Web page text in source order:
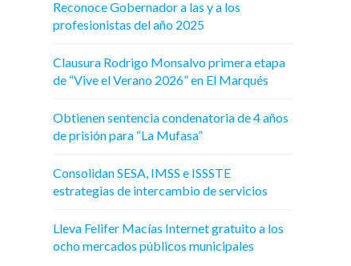
Reconoce Gobernador a las y a los
profesionistas del año 2025
Clausura Rodrigo Monsalvo primera etapa
de “Vive el Verano 2026” en El Marqués
Obtienen sentencia condenatoria de 4 años
de prisión para “La Mufasa”
Consolidan SESA, IMSS e ISSSTE
estrategias de intercambio de servicios
Lleva Felifer Macías Internet gratuito a los
ocho mercados públicos municipales